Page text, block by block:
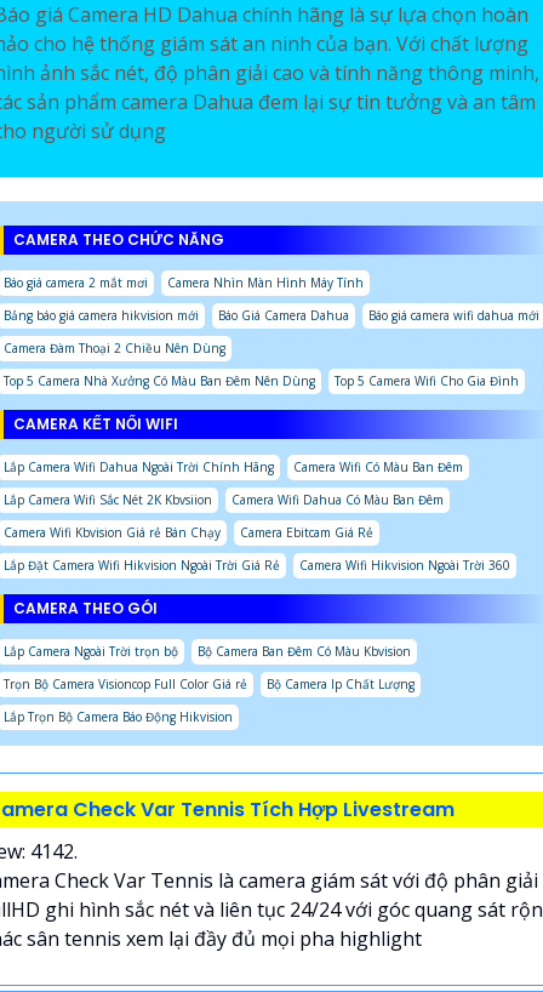
giá Camera HD Dahua chính hãng là sự lựa chọn hoàn
cho hệ thống giám sát an ninh của bạn. Với chất lượng
ảnh sắc nét, độ phân giải cao và tính năng thông minh,
sản phẩm camera Dahua đem lại sự tin tưởng và an tâm
người sử dụng
CAMERA THEO CHỨC NĂNG
Báo giá camera 2 mắt mơi
Camera Nhìn Màn Hình Máy Tính
Bảng báo giá camera hikvision mới
Báo Giá Camera Dahua
Báo giá camera wifi dahua mới
Camera Đàm Thoại 2 Chiều Nên Dùng
Top 5 Camera Nhà Xưởng Có Màu Ban Đêm Nên Dùng
Top 5 Camera Wifi Cho Gia Đình
CAMERA KẾT NỐI WIFI
Lắp Camera Wifi Dahua Ngoài Trời Chính Hãng
Camera Wifi Có Màu Ban Đêm
Lắp Camera Wifi Sắc Nét 2K Kbvsiion
Camera Wifi Dahua Có Màu Ban Đêm
Camera Wifi Kbvision Giá rẻ Bán Chạy
Camera Ebitcam Giá Rẻ
Lắp Đặt Camera Wifi Hikvision Ngoài Trời Giá Rẻ
Camera Wifi Hikvision Ngoài Trời 360
CAMERA THEO GÓI
Lắp Camera Ngoài Trời trọn bộ
Bộ Camera Ban Đêm Có Màu Kbvision
Trọn Bộ Camera Visioncop Full Color Giá rẻ
Bộ Camera Ip Chất Lượng
Lắp Trọn Bộ Camera Báo Động Hikvision
Check Var Tennis Tích Hợp Livestream
4142.
Check Var Tennis là camera giám sát với độ phân giải
ghi hình sắc nét và liên tục 24/24 với góc quang sát
sân tennis xem lại đầy đủ mọi pha highlight